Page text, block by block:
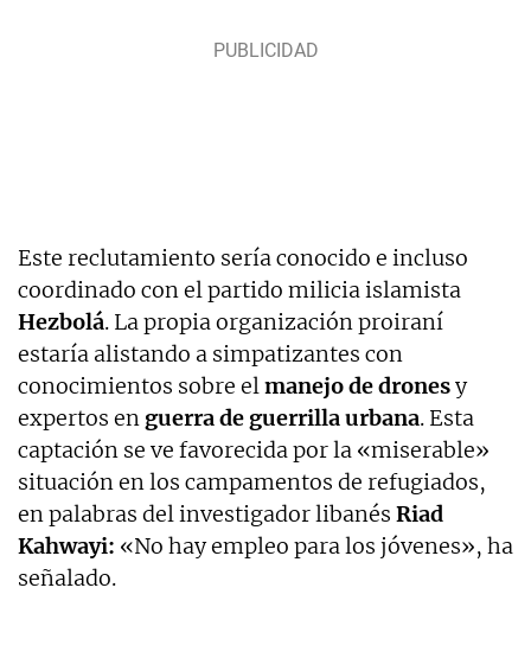
Este reclutamiento sería conocido e incluso
coordinado con el partido milicia islamista
Hezbolá. La propia organización proiraní
estaría alistando a simpatizantes con
conocimientos sobre elmanejo de dronesy
expertos en guerra de guerrilla urbana. Esta
captación se ve favorecida por la «miserable»
situación en los campamentos de refugiados,
en palabras del investigador libanés Riad
Kahwayi: «No hay empleo para los jóvenes», ha
señalado.